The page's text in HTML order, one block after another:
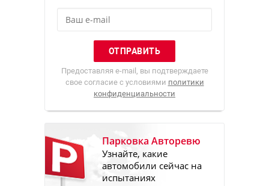
Предоставляя e-mail, вы подтверждаете
свое согласие с условиями политики
конфиденциальности
Парковка Авторевю
Узнайте, какие
автомобили сейчас на
испытаниях